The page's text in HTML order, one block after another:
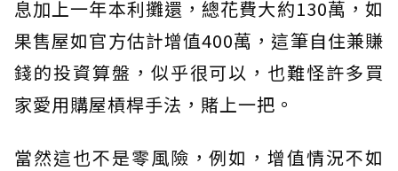
息加上一年本利攤還，總花費大約130萬，如
果售屋如官方估計增值400萬，這筆自住兼賺
錢的投資算盤，似乎很可以，也難怪許多買
家愛用購屋槓桿手法，賭上一把。
當然這也不是零風險，例如，增值情況不如